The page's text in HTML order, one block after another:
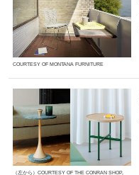
COURTESY OF MONTANA FURNITURE
（左から）COURTESY OF THE CONRAN SHOP,